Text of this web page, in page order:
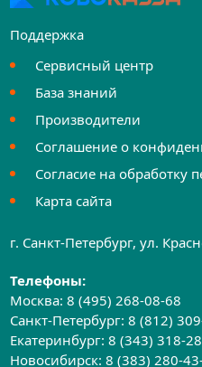
Поддержка
Сервисный центр
База знаний
Производители
Соглашение о
Согласие на обработку
Карта сайта
г. Санкт-Петербург, ул.
Телефоны:
Москва:8 (495) 268-08-68
Санкт-Петербург:8 (812)
Екатеринбург:8 (343) 318-
Новосибирск:8 (383) 280-